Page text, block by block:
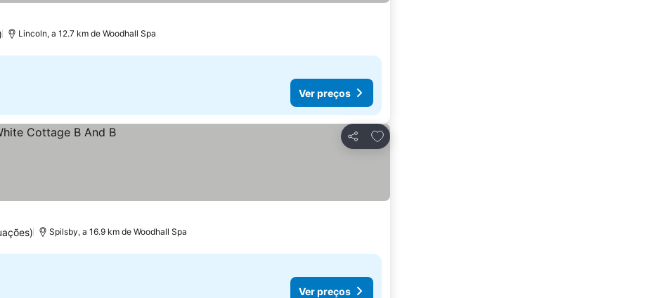
Lincoln, a 12.7 km de Woodhall Spa
Ver preços
Partilhar
Adicionar aos favoritos
Spilsby, a 16.9 km de Woodhall Spa
Ver preços